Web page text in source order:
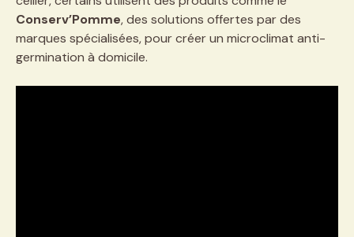
Conserv’Pomme, des solutions offertes par des
marques spécialisées, pour créer un microclimat anti-
germination à domicile.